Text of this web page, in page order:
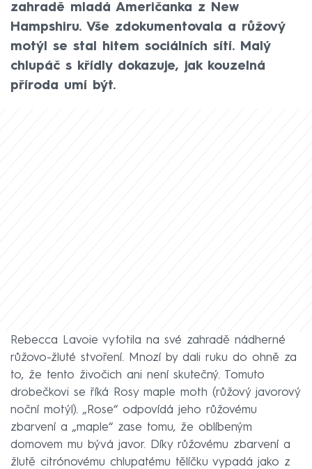
zahradě mladá Američanka z New
Hampshiru. Vše zdokumentovala a růžový
motýl se stal hitem sociálních sítí. Malý
chlupáč s křídly dokazuje, jak kouzelná
příroda umí být.
Rebecca Lavoie vyfotila na své zahradě nádherné
růžovo-žluté stvoření. Mnozí by dali ruku do ohně za
to, že tento živočich ani není skutečný. Tomuto
drobečkovi se říká Rosy maple moth (růžový javorový
noční motýl). „Rose“ odpovídá jeho růžovému
zbarvení a „maple“ zase tomu, že oblíbeným
domovem mu bývá javor. Díky růžovému zbarvení a
žlutě citrónovému chlupatému tělíčku vypadá jako z